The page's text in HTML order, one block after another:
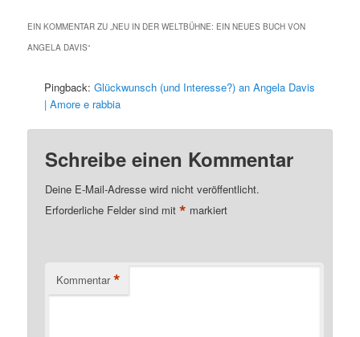
EIN KOMMENTAR ZU „NEU IN DER WELTBÜHNE: EIN NEUES BUCH VON
ANGELA DAVIS“
Pingback:Glückwunsch (und Interesse?) an Angela Davis
| Amore e rabbia
Schreibe einen Kommentar
Deine E-Mail-Adresse wird nicht veröffentlicht.
Erforderliche Felder sind mit* markiert
Kommentar *